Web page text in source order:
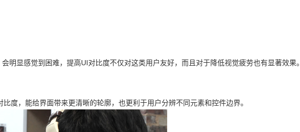
明显感觉到困难，提高UI对比度不仅对这类用户友好，而且对于降低视觉疲劳也有显著效果。
度，能给界面带来更清晰的轮廓，也更利于用户分辨不同元素和控件边界。